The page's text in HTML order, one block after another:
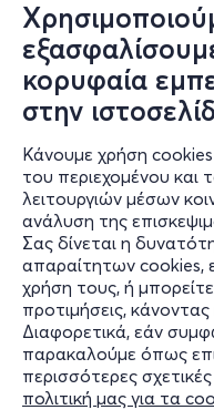
κορυφαία
στην
Κάνουμε χρήση
του περιεχομένου και
λειτουργιών μέσων
ανάλυση της
Σας δίνεται η
απαραίτητων cookies,
χρήση τους, ή
προτιμήσεις,
Διαφορετικά, εάν
παρακαλούμε όπως
περισσότερες
πολιτική μας για τα